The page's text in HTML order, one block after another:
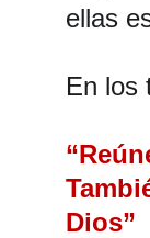
ellas
En los
Dios”